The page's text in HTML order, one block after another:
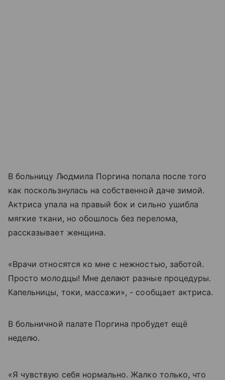
В больницу Людмила Поргина попала после того
как поскользнулась на собственной даче зимой.
Актриса упала на правый бок и сильно ушибла
мягкие ткани, но обошлось без перелома,
рассказывает женщина.
«Врачи относятся ко мне с нежностью, заботой.
Просто молодцы! Мне делают разные процедуры.
Капельницы, токи, массажи», - сообщает актриса.
В больничной палате Поргина пробудет ещё
неделю.
«Я чувствую себя нормально. Жалко только, что